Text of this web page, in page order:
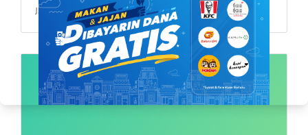
Jan 17, 2023